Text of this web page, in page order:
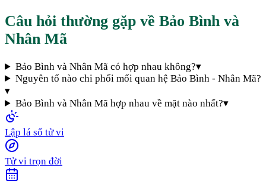
Câu hỏi thường gặp về Bảo Bình và
Nhân Mã
Bảo Bình và Nhân Mã có hợp nhau không?▾
Nguyên tố nào chi phối mối quan hệ Bảo Bình - Nhân Mã?
▾
Bảo Bình và Nhân Mã hợp nhau về mặt nào nhất?▾
Lập lá số tử vi
Tử vi trọn đời